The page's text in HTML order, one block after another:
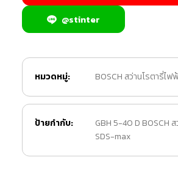
@stinter
หมวดหมู่: BOSCH สว่านโรตารี่ไฟ
ป้ายกำกับ:
GBH 5-40 D BOSCH
SDS-max